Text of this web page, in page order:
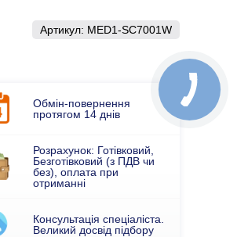
Артикул: MED1-SC7001W
Обмін-повернення
протягом 14 днів
Розрахунок: Готівковий,
Безготівковий (з ПДВ чи
без), оплата при
отриманні
Консультація спеціаліста.
Великий досвід підбору